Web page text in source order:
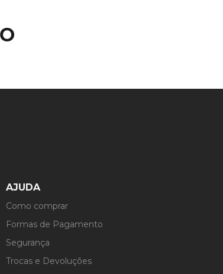
AJUDA
Como comprar
Formas de Pagamento
Segurança
Trocas e Devoluções